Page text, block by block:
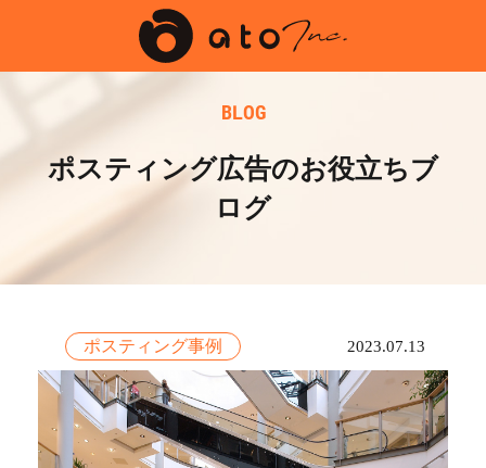
BLOG
ポスティング広告のお役立ちブ
ログ
ポスティング事例 2023.07.13